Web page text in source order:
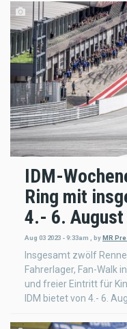
IDM-
Ring mit
4.- 6. August
Aug 03 2023 - 9:33am byMR
Insgesamt zwölf
Fahrerlager, Fan-Walk
und freier Eintritt für
IDM bietet von 4.- 6.